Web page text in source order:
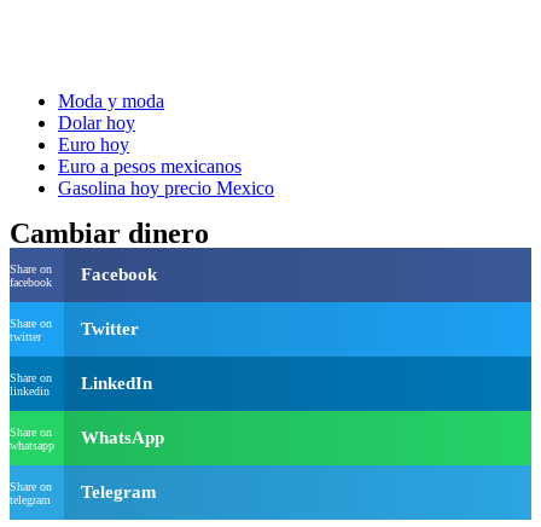
Moda y moda
Dolar hoy
Euro hoy
Euro a pesos mexicanos
Gasolina hoy precio Mexico
Cambiar dinero
Share on
facebook
Facebook
Share on
twitter
Twitter
Share on
linkedin
LinkedIn
Share on
whatsapp
WhatsApp
Share on
telegram
Telegram